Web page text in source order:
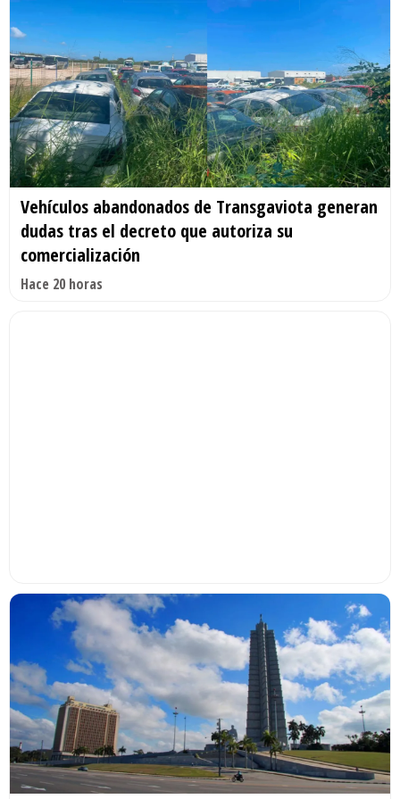
Vehículos abandonados de Transgaviota generan
dudas tras el decreto que autoriza su
comercialización
Hace 20 horas